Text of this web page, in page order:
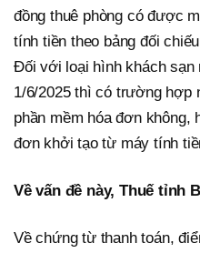
đồng thuê phòng có được
tính tiền theo bảng đối
Đối với loại hình khách sạn
1/6/2025 thì có trường hợp
phần mềm hóa đơn không,
đơn khởi tạo từ máy tính
Về vấn đề này, Thuế tỉnh
Về chứng từ thanh toán,